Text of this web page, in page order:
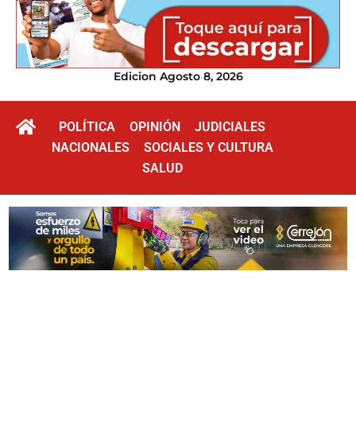
Edicion Agosto 8, 2026
POLÍTICA OPINIÓN
JUDICIALES
NACIONALES
SOCIALES Y CULTURA
SALUD